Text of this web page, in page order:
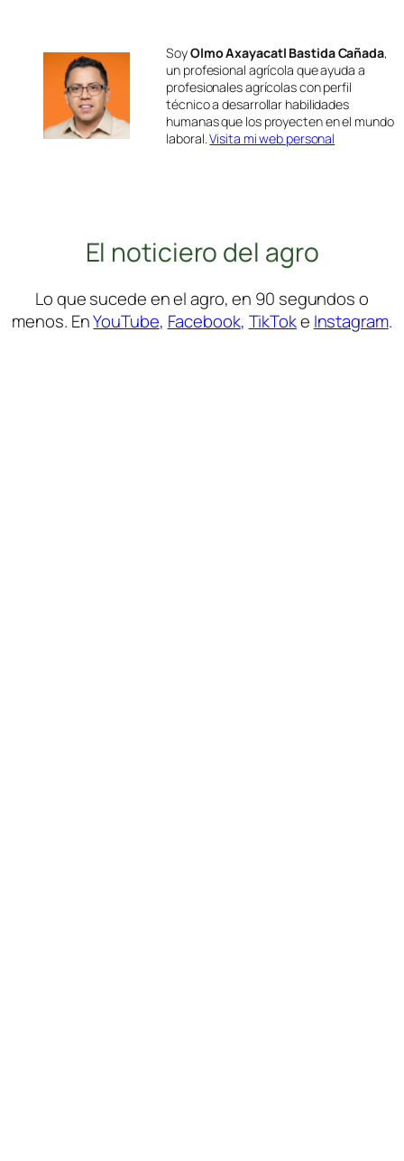
SoyOlmo Axayacatl Bastida Cañada,
un profesional agrícola que ayuda a
profesionales agrícolas con perfil
técnico a desarrollar habilidades
humanas que los proyecten en el mundo
laboral.Visita mi web personal
El noticiero del agro
Lo que sucede en el agro, en 90 segundos o
menos. EnYouTube, Facebook, TikToke Instagram.